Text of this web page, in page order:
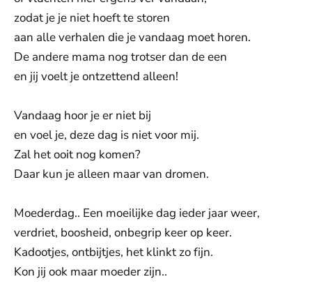
zodat je je niet hoeft te storen
aan alle verhalen die je vandaag moet horen.
De andere mama nog trotser dan de een
en jij voelt je ontzettend alleen!
Vandaag hoor je er niet bij
en voel je, deze dag is niet voor mij.
Zal het ooit nog komen?
Daar kun je alleen maar van dromen.
Moederdag.. Een moeilijke dag ieder jaar weer,
verdriet, boosheid, onbegrip keer op keer.
Kadootjes, ontbijtjes, het klinkt zo fijn.
Kon jij ook maar moeder zijn..